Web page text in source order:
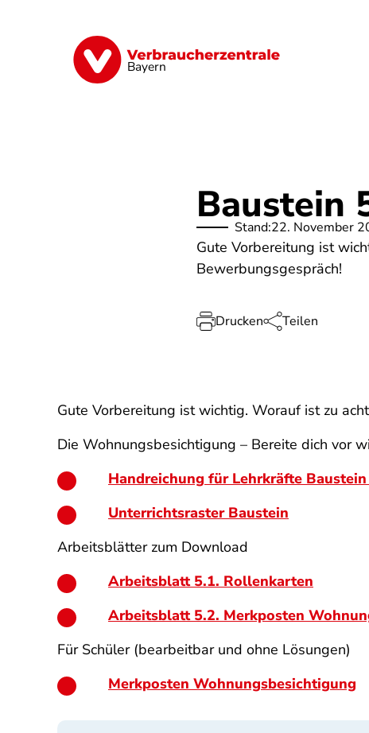
Bayern
Finanzen Digitales Lebensmittel
Baustein
Stand:22. November
Gute Vorbereitung ist
Bewerbungsgespräch!
Drucken Teilen
Gute Vorbereitung ist wichtig. Worauf ist zu
Die Wohnungsbesichtigung – Bereite dich vor
Handreichung für Lehrkräfte
Unterrichtsraster Baustein
Arbeitsblätter zum Download
Arbeitsblatt 5.1. Rollenkarten
Arbeitsblatt 5.2. Merkposten
Für Schüler (bearbeitbar und ohne Lösungen)
Merkposten Wohnungsbesichtigung